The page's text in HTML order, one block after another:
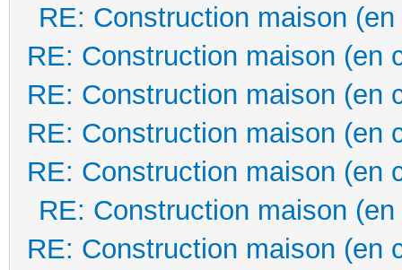
RE: Construction maison
RE: Construction maison (en
RE: Construction maison (en
RE: Construction maison (en
RE: Construction maison (en
RE: Construction maison
RE: Construction maison (en